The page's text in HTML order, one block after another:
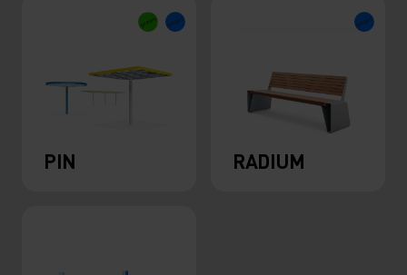
PIN RADIUM